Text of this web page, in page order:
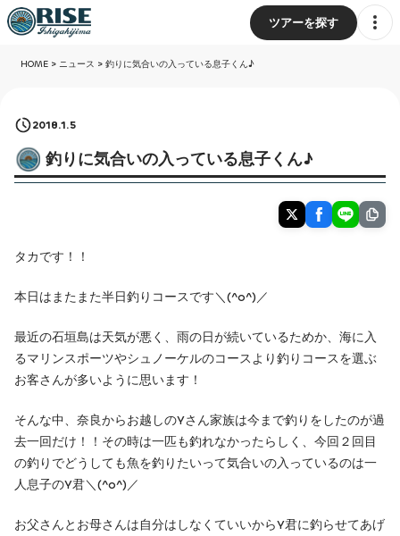
ツアーを探す
HOME> ニュース > 釣りに気合いの入っている息子くん♪
2018.1.5
釣りに気合いの入っている息子くん♪
タカです！！
本日はまたまた半日釣りコースです＼(^o^)／
最近の石垣島は天気が悪く、雨の日が続いているためか、海に入
るマリンスポーツやシュノーケルのコースより釣りコースを選ぶ
お客さんが多いように思います！
そんな中、奈良からお越しのYさん家族は今まで釣りをしたのが過
去一回だけ！！その時は一匹も釣れなかったらしく、今回２回目
の釣りでどうしても魚を釣りたいって気合いの入っているのは一
人息子のY君＼(^o^)／
お父さんとお母さんは自分はしなくていいからY君に釣らせてあげ